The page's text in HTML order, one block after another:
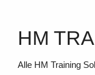
HM
Alle HM Training